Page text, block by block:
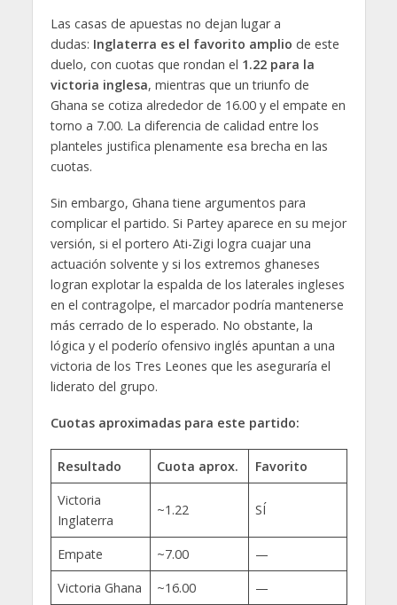
Las casas de apuestas no dejan lugar a
dudas: Inglaterra es el favorito amplio de este
duelo, con cuotas que rondan el 1.22 para la
victoria inglesa, mientras que un triunfo de
Ghana se cotiza alrededor de 16.00 y el empate en
torno a 7.00. La diferencia de calidad entre los
planteles justifica plenamente esa brecha en las
cuotas.
Sin embargo, Ghana tiene argumentos para
complicar el partido. Si Partey aparece en su mejor
versión, si el portero Ati-Zigi logra cuajar una
actuación solvente y si los extremos ghaneses
logran explotar la espalda de los laterales ingleses
en el contragolpe, el marcador podría mantenerse
más cerrado de lo esperado. No obstante, la
lógica y el poderío ofensivo inglés apuntan a una
victoria de los Tres Leones que les aseguraría el
liderato del grupo.
Cuotas aproximadas para este partido:
Resultado Cuota aprox.
Favorito
Victoria
Inglaterra
~1.22 SÍ
Empate ~7.00
—
Victoria Ghana
~16.00 —